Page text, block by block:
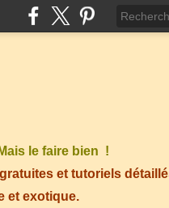
le faire bien !
et tutoriels
et exotique.